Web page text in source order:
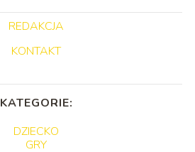
REDAKCJA
KONTAKT
KATEGORIE:
DZIECKO
GRY